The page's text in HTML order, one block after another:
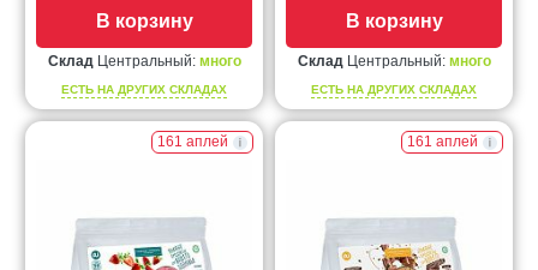
В корзину
СкладЦентральный: много
ЕСТЬ НА ДРУГИХ СКЛАДАХ
В корзину
СкладЦентральный: много
ЕСТЬ НА ДРУГИХ СКЛАДАХ
161 аплей 161 аплей